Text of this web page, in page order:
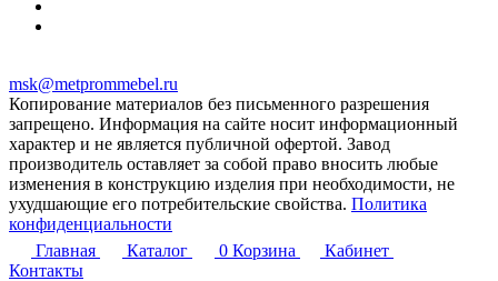
msk@metprommebel.ru
Копирование материалов без письменного разрешения
запрещено. Информация на сайте носит информационный
характер и не является публичной офертой. Завод
производитель оставляет за собой право вносить любые
изменения в конструкцию изделия при необходимости, не
ухудшающие его потребительские свойства. Политика
конфиденциальности
Главная
Каталог 0 Корзина
Кабинет
Контакты